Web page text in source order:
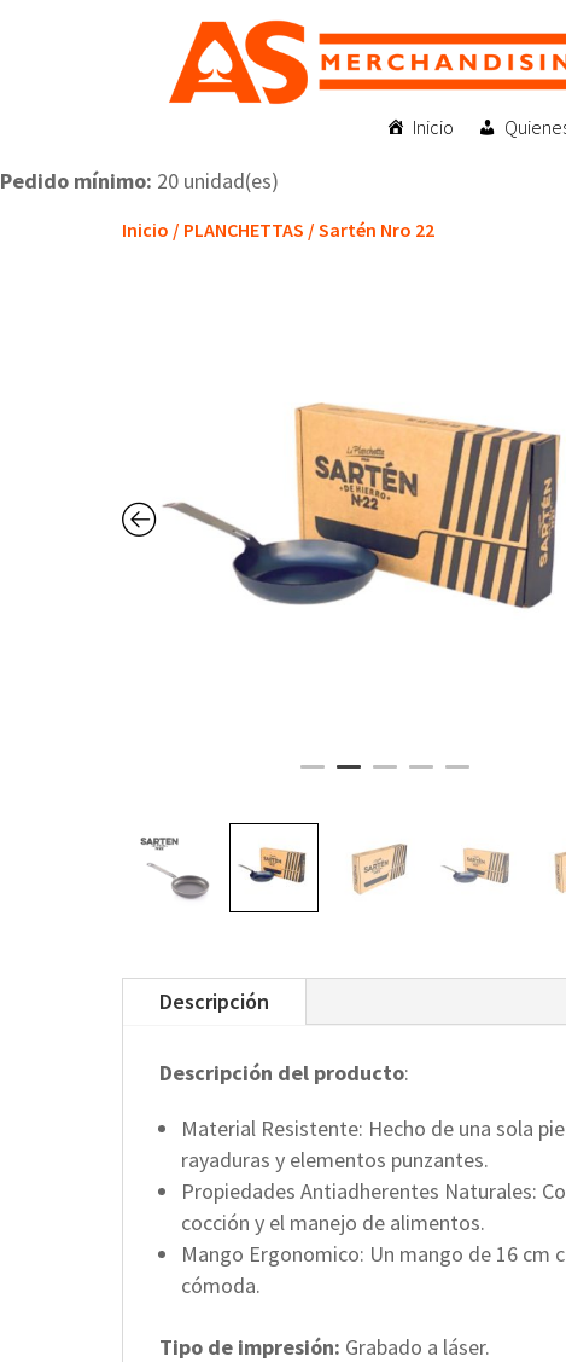
Inicio
Pedido mínimo: 20 unidad(es)
Inicio / PLANCHETTAS / Sartén Nro 22
Descripción
Descripción del producto:
Material Resistente: Hecho de una sola
rayaduras y elementos punzantes.
Propiedades Antiadherentes Naturales:
cocción y el manejo de alimentos.
Mango Ergonomico: Un mango de 16 cm
cómoda.
Tipo de impresión: Grabado a láser.